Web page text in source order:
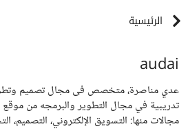
الرئيسية
audai
عدي مناصرة، متخصص فى مجال تصميم
تدريبية في مجال التطوير والبرمجه من
مجالات منها: التسويق الإلكتروني، التصميم،